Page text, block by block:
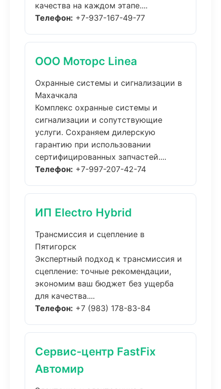
качества на каждом этапе....
Телефон: +7-937-167-49-77
ООО Моторс Linea
Охранные системы и сигнализации в
Махачкала
Комплекс охранные системы и
сигнализации и сопутствующие
услуги. Сохраняем дилерскую
гарантию при использовании
сертифицированных запчастей....
Телефон: +7-997-207-42-74
ИП Electro Hybrid
Трансмиссия и сцепление в
Пятигорск
Экспертный подход к трансмиссия и
сцепление: точные рекомендации,
экономим ваш бюджет без ущерба
для качества....
Телефон: +7 (983) 178-83-84
Сервис-центр FastFix
Автомир